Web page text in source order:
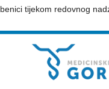
tijekom redovnog